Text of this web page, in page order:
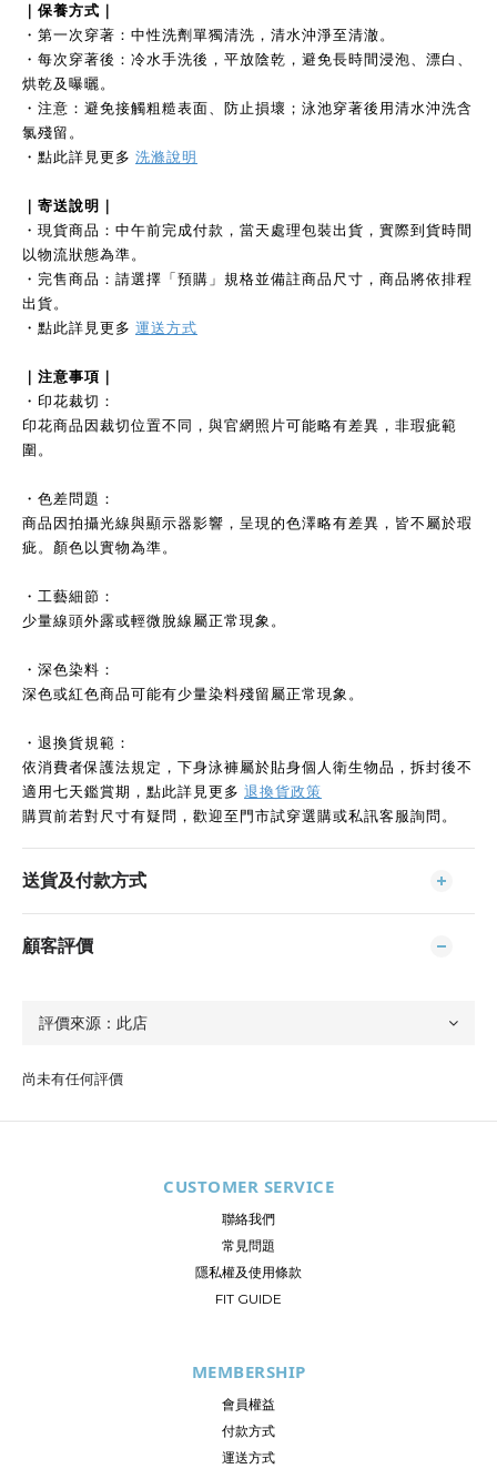
｜保養方式｜
・第一次穿著：中性洗劑單獨清洗，清水沖淨至清澈。
・每次穿著後：冷水手洗後，平放陰乾，避免長時間浸泡、漂白、
烘乾及曝曬。
・注意：避免接觸粗糙表面、防止損壞；泳池穿著後用清水沖洗含
氯殘留。
・點此詳見更多 洗滌說明
｜寄送說明｜
・現貨商品：中午前完成付款，當天處理包裝出貨，實際到貨時間
以物流狀態為準。
・完售商品：請選擇「預購」規格並備註商品尺寸，商品將依排程
出貨。
・點此詳見更多 運送方式
｜注意事項｜
・印花裁切：
印花商品因裁切位置不同，與官網照片可能略有差異，非瑕疵範
圍。
・色差問題：
商品因拍攝光線與顯示器影響，呈現的色澤略有差異，皆不屬於瑕
疵。顏色以實物為準。
・工藝細節：
少量線頭外露或輕微脫線屬正常現象。
・深色染料：
深色或紅色商品可能有少量染料殘留屬正常現象。
・退換貨規範：
依消費者保護法規定，下身泳褲屬於貼身個人衛生物品，拆封後不
適用七天鑑賞期，點此詳見更多 退換貨政策
購買前若對尺寸有疑問，歡迎至門市試穿選購或私訊客服詢問。
送貨及付款方式
顧客評價
尚未有任何評價
CUSTOMER SERVICE
聯絡我們
常見問題
隱私權及使用條款
FIT GUIDE
MEMBERSHIP
會員權益
付款方式
運送方式